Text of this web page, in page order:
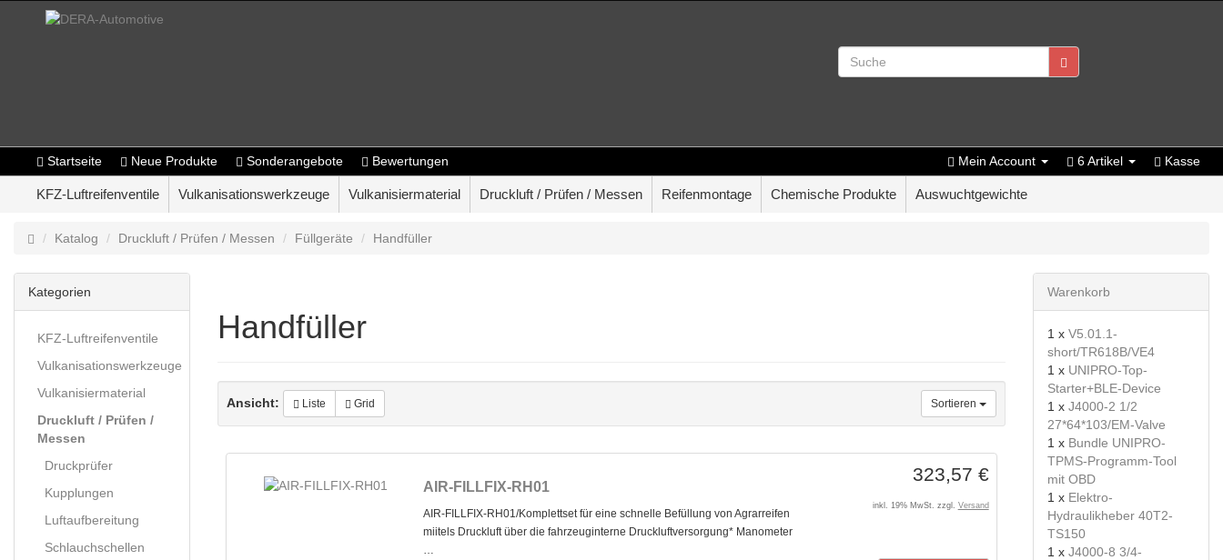
Startseite Neue Produkte Sonderangebote Bewertungen Mein Account 6 Artikel Kasse
KFZ-Luftreifenventile Vulkanisationswerkzeuge Vulkanisiermaterial Druckluft / Prüfen / Messen Reifenmontage Chemische Produkte Auswuchtgewichte
Katalog Druckluft / Prüfen / Messen Füllgeräte Handfüller
Handfüller
Ansicht: Liste Grid Sortieren
AIR-FILLFIX-RH01
AIR-FILLFIX-RH01/Komplettset für eine schnelle Befüllung von Agrarreifen
miitels Druckluft über die fahrzeuginterne Druckluftversorgung* Manometer
…
323,57 €
inkl. 19% MwSt. zzgl. Versand
Kategorien
KFZ-Luftreifenventile
Vulkanisationswerkzeuge
Vulkanisiermaterial
Druckluft / Prüfen /
Messen
Druckprüfer
Kupplungen
Luftaufbereitung
Schlauchschellen
Warenkorb
1 x V5.01.1-
short/TR618B/VE4
1 x UNIPRO-Top-
Starter+BLE-Device
1 x J4000-2 1/2
27*64*103/EM-Valve
1 x Bundle UNIPRO-
TPMS-Programm-Tool
mit OBD
1 x Elektro-
Hydraulikheber 40T2-
TS150
1 x J4000-8 3/4-